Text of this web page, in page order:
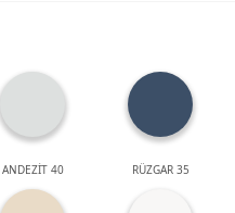
ANDEZİT 40 RÜZGAR 35